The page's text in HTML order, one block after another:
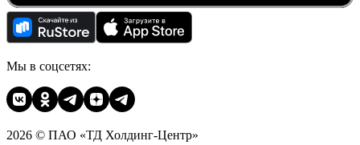
Мы в соцсетях:
2026 © ПАО «ТД Холдинг-Центр»